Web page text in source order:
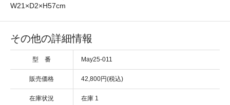
W21×D2×H57cm
その他の詳細情報
型 番 May25-011
販売価格 42,800円(税込)
在庫状況 在庫 1